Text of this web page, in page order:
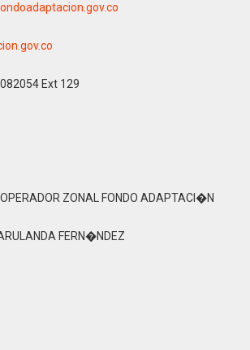
Ext 129
ZONAL FONDO ADAPTACI�N
FERN�NDEZ